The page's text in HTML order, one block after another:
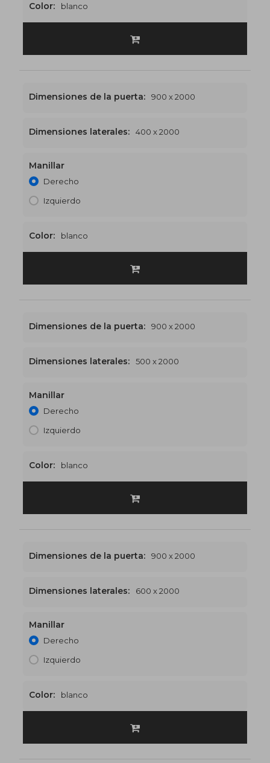
Color: blanco
1300 x 2000
Dimensiones de la puerta: 900 x 2000
Dimensiones laterales: 400 x 2000
Manillar
Derecho
Izquierdo
Color: blanco
1400 x 2000
Dimensiones de la puerta: 900 x 2000
Dimensiones laterales: 500 x 2000
Manillar
Derecho
Izquierdo
Color: blanco
1500 x 2000
Dimensiones de la puerta: 900 x 2000
Dimensiones laterales: 600 x 2000
Manillar
Derecho
Izquierdo
Color: blanco